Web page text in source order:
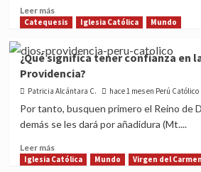
Misa?
Leer másRead
more
Cuáles
son
los
7
pecados
capitales
y
significan
Catequesis Iglesia Católica Mundo
¿Qué significa tener confianza en
Providencia?
Patricia Alcántara C. hace 1 mes en Perú Católico
Por tanto, busquen primero el Reino de
demás se les dará por añadidura (Mt....
Leer másRead
more
Iglesia Católica Mundo Virgen del Carmen